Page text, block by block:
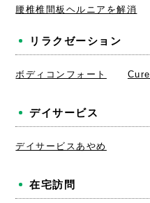
腰椎椎間板ヘルニアを解消
リラクゼーション
ボディコンフォート Cure
デイサービス
デイサービスあやめ
在宅訪問